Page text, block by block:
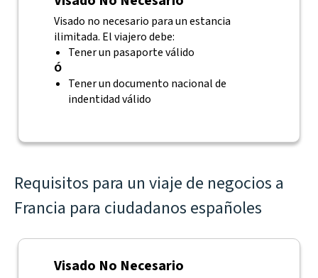
Visado no necesario para un estancia
ilimitada. El viajero debe:
Tener un pasaporte válido
Ó
Tener un documento nacional de
indentidad válido
Requisitos para un viaje de negocios a
Francia para ciudadanos españoles
Visado No Necesario